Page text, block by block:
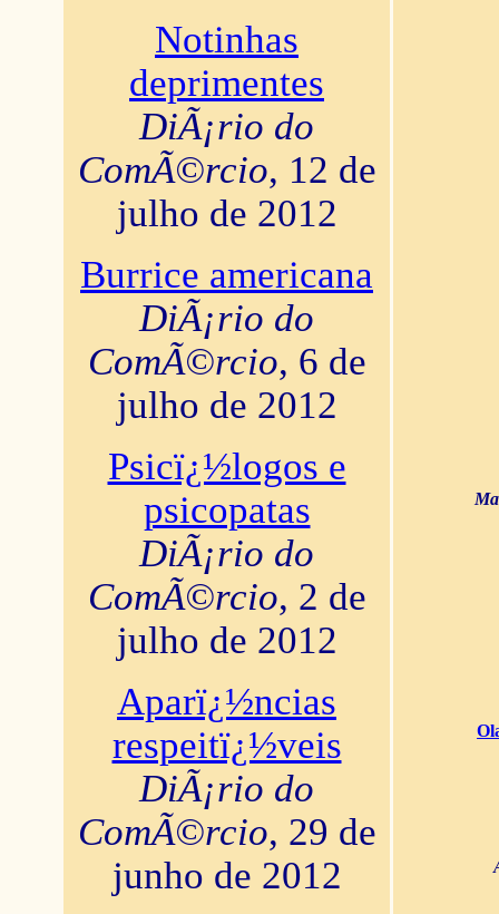
Notinhas
deprimentes
DiÃ¡rio do
ComÃ©rcio, 12 de
julho de 2012
Burrice americana
DiÃ¡rio do
ComÃ©rcio, 6 de
julho de 2012
Psicï¿½logos e
psicopatas
DiÃ¡rio do
ComÃ©rcio, 2 de
julho de 2012
Aparï¿½ncias
respeitï¿½veis
DiÃ¡rio do
ComÃ©rcio, 29 de
junho de 2012